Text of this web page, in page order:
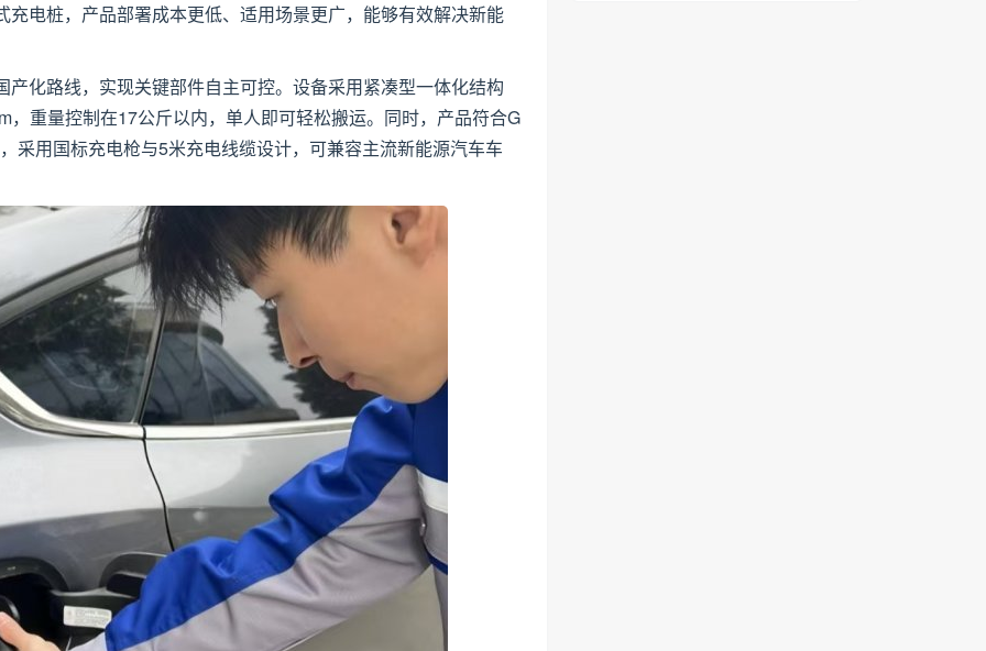
电桩，产品部署成本更低、适用场景更广，能够有效解决新能
化路线，实现关键部件自主可控。设备采用紧凑型一体化结构
重量控制在17公斤以内，单人即可轻松搬运。同时，产品符合G
采用国标充电枪与5米充电线缆设计，可兼容主流新能源汽车车